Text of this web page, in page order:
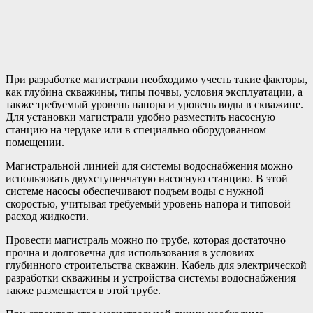
При разработке магистрали необходимо учесть такие факторы,
как глубина скважины, типы почвы, условия эксплуатации, а
также требуемый уровень напора и уровень воды в скважине.
Для установки магистрали удобно разместить насосную
станцию на чердаке или в специально оборудованном
помещении.
Магистральной линией для системы водоснабжения можно
использовать двухступенчатую насосную станцию. В этой
системе насосы обеспечивают подъем воды с нужной
скоростью, учитывая требуемый уровень напора и типовой
расход жидкости.
Провести магистраль можно по трубе, которая достаточно
прочна и долговечна для использования в условиях
глубинного строительства скважин. Кабель для электрической
разработки скважины и устройства системы водоснабжения
также размещается в этой трубе.